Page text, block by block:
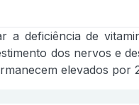
deficiência de
dos nervos e
elevados